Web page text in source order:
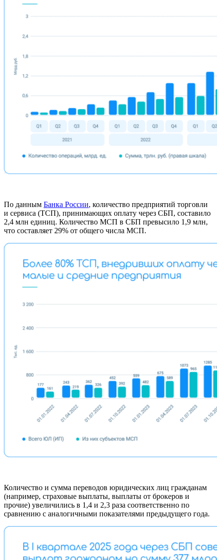
По данным Банка России, количество предприятий торговли
и сервиса (ТСП), принимающих оплату через СБП, составило
2,4 млн единиц. Количество МСП в СБП превысило 1,9 млн,
что составляет 29% от общего числа МСП.
Количество и сумма переводов юридических лиц гражданам
(например, страховые выплаты, выплаты от брокеров и
прочие) увеличились в 1,4 и 2,3 раза соответственно по
сравнению с аналогичными показателями предыдущего года.